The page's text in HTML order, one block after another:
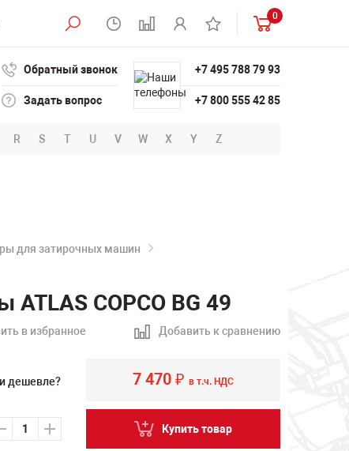
0
Обратный звонок
Задать вопрос
+7 495 788 79 93
+7 800 555 42 85
R S T U V W X Y Z
для затирочных машин
COPCO BG 49
в избранное Добавить к сравнению
дешевле? 7 470 ₽ в т.ч. НДС
Купить товар